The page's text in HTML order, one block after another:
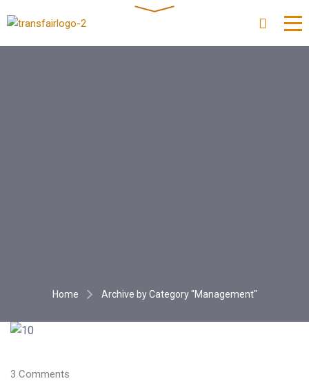
Home Archive by Category "Management"
3 Comments